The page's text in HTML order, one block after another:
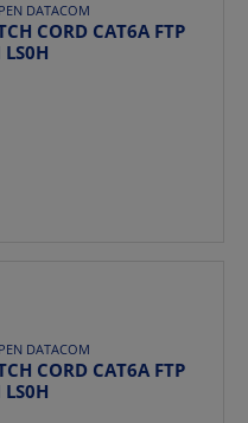
DATACOM
CORD CAT6A FTP
DATACOM
CORD CAT6A FTP